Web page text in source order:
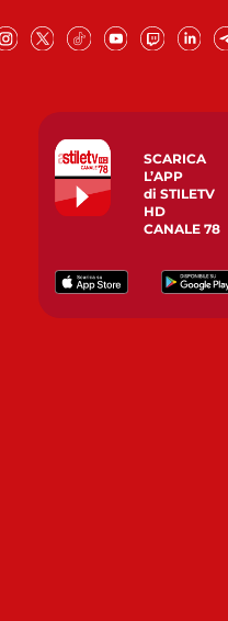
SCARICA
L’APP
di STILETV
HD
CANALE 78